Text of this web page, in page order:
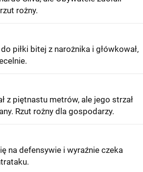
rożny.
piłki bitej z narożnika i główkował,
z piętnastu metrów, ale jego strzał
Rzut rożny dla gospodarzy.
na defensywie i wyraźnie czeka